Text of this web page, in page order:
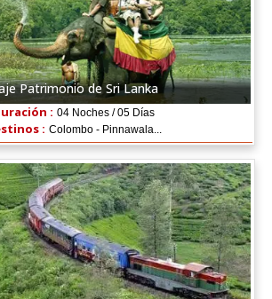
Patrimonio de Sri Lanka
: 04 Noches / 05 Días
: Colombo - Pinnawala...